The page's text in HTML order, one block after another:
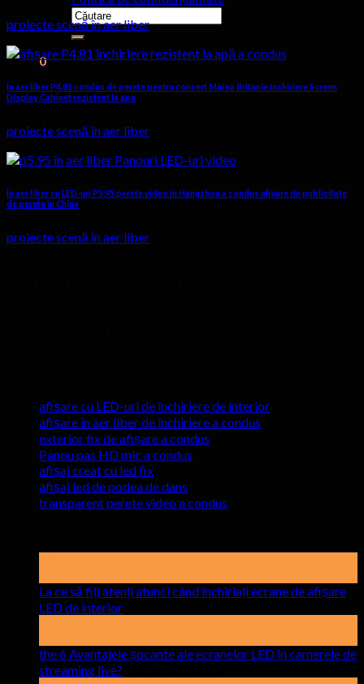
Caută:
0
Cart
Nu sunt produse in cos.
proiecte scenă în aer liber
În aer liber P4.81 condus de perete pentru concert Marea Britanie Inchiriere Screen
Display Cabinet rezistent la apa
proiecte scenă în aer liber
În aer liber cu LED-uri P5.95 perete video în Hangzhou a condus afișare de publicitate
de perete în China
proiecte scenă în aer liber
afișare cu LED-uri de închiriere de interior
afișare în aer liber de închiriere a condus
exterior fix de afișare a condus
Panou pas HD mic a condus
afișaj creat cu led fix
afișaj led de podea de dans
transparent perete video a condus
La ce să fiți atenți atunci când închiriați ecrane de afișare
LED de interior
să
the6 Avantajele șocante ale ecranelor LED în camerele de
streaming live?